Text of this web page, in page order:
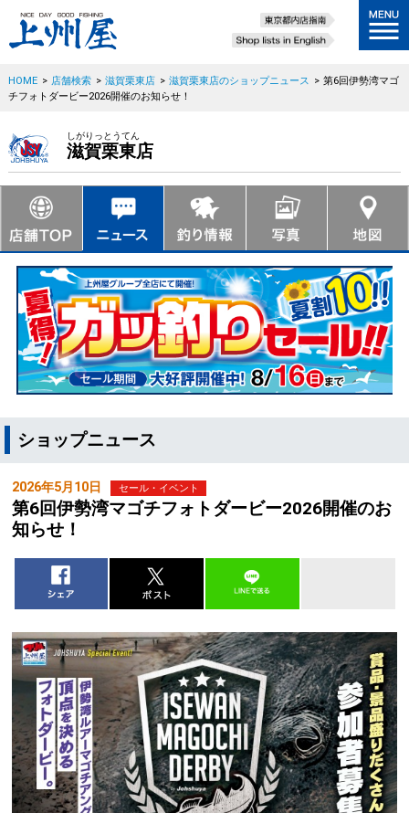
HOME > 店舗検索 > 滋賀栗東店 > 滋賀栗東店のショップニュース > 第6回伊勢湾マゴ
チフォトダービー2026開催のお知らせ！
しがりっとうてん
滋賀栗東店
ショップニュース
2026年5月10日 セール・イベント
第6回伊勢湾マゴチフォトダービー2026開催のお
知らせ！